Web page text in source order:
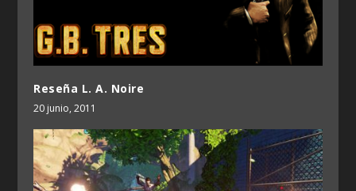
Reseña L. A. Noire
20 junio, 2011